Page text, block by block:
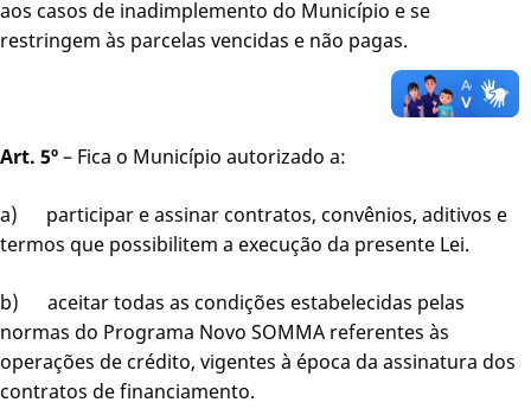
aos casos de inadimplemento do Município e se
restringem às parcelas vencidas e não pagas.
Art. 5º– Fica o Município autorizado a:
a) participar e assinar contratos, convênios, aditivos e
termos que possibilitem a execução da presente Lei.
b) aceitar todas as condições estabelecidas pelas
normas do Programa Novo SOMMA referentes às
operações de crédito, vigentes à época da assinatura dos
contratos de financiamento.